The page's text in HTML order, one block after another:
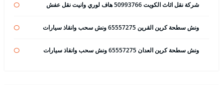
شركة نقل اثاث الكويت 50993766 هاف لوري وانيت نقل عفش
ونش سطحة كرين القرين 65557275 ونش سحب وانقاذ سيارات
ونش سطحة كرين العدان 65557275 ونش سحب وانقاذ سيارات